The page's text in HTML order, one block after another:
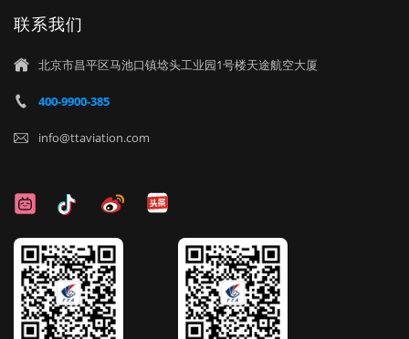
联系我们
 北京市昌平区马池口镇埝头工业园1号楼天途航空大厦
 400-9900-385
 info@ttaviation.com